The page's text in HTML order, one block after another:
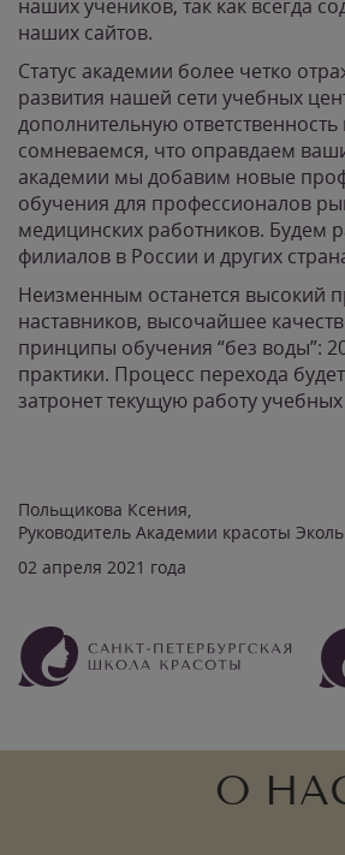
наших учеников, так как всегда
наших сайтов.
Статус академии более четко
развития нашей сети учебных
дополнительную
сомневаемся, что оправдаем
академии мы добавим новые
обучения для профессионалов
медицинских работников. Будем
филиалов в России и других
Неизменным останется высокий
наставников, высочайшее
принципы обучения “без воды”:
практики. Процесс перехода
затронет текущую работу
Польщикова Ксения,
Руководитель Академии красоты Эколь
02 апреля 2021 года
О